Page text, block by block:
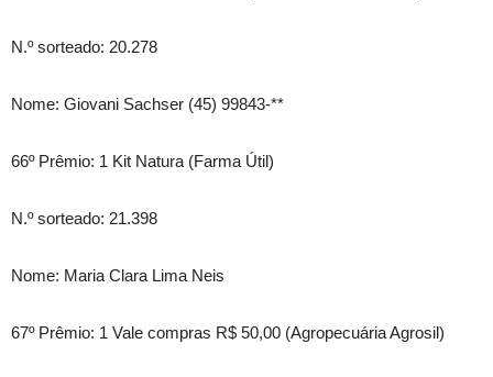
N.º sorteado: 20.278
Nome: Giovani Sachser (45) 99843-**
66º Prêmio: 1 Kit Natura (Farma Útil)
N.º sorteado: 21.398
Nome: Maria Clara Lima Neis
67º Prêmio: 1 Vale compras R$ 50,00 (Agropecuária Agrosil)